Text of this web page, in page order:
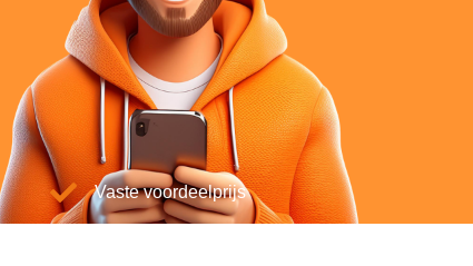
Vaste voordeelprijs